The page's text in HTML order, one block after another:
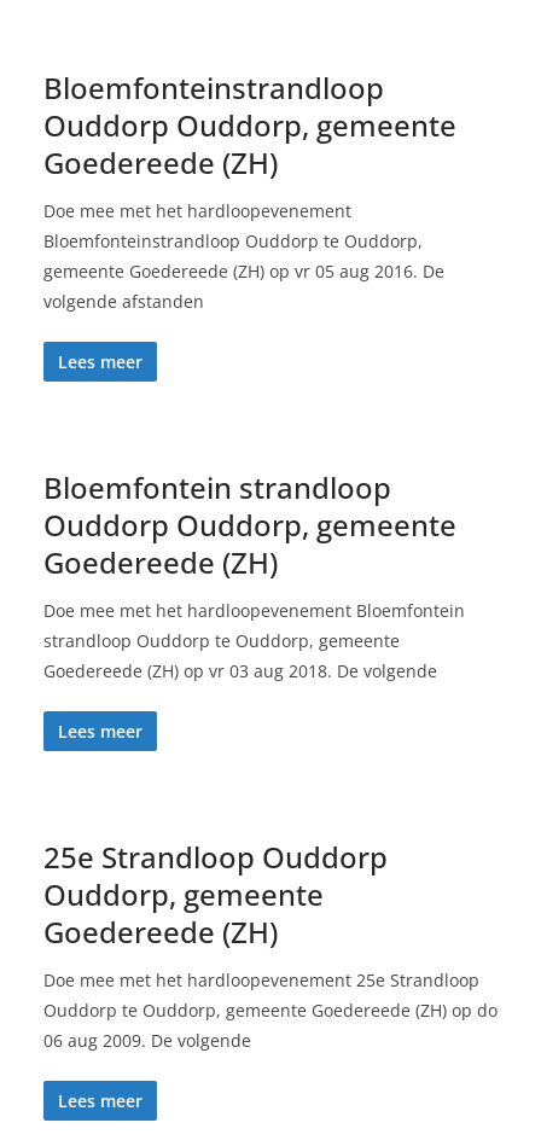
Bloemfonteinstrandloop
Ouddorp Ouddorp, gemeente
Goedereede (ZH)
Doe mee met het hardloopevenement
Bloemfonteinstrandloop Ouddorp te Ouddorp,
gemeente Goedereede (ZH) op vr 05 aug 2016. De
volgende afstanden
Lees meer
Bloemfontein strandloop
Ouddorp Ouddorp, gemeente
Goedereede (ZH)
Doe mee met het hardloopevenement Bloemfontein
strandloop Ouddorp te Ouddorp, gemeente
Goedereede (ZH) op vr 03 aug 2018. De volgende
Lees meer
25e Strandloop Ouddorp
Ouddorp, gemeente
Goedereede (ZH)
Doe mee met het hardloopevenement 25e Strandloop
Ouddorp te Ouddorp, gemeente Goedereede (ZH) op do
06 aug 2009. De volgende
Lees meer